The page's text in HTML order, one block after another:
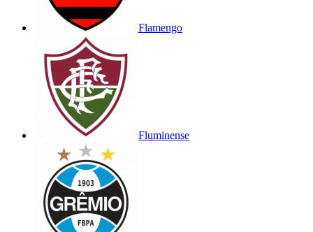
Flamengo
Fluminense